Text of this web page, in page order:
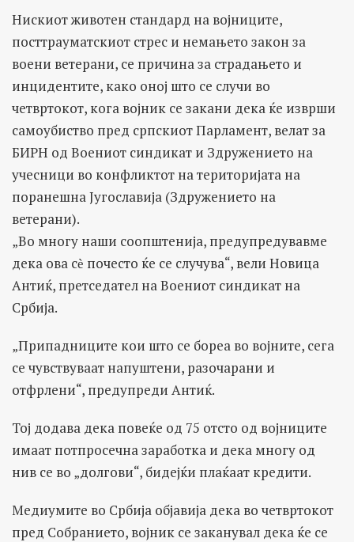
Нискиот животен стандард на војниците,
посттрауматскиот стрес и немањето закон за
воени ветерани, се причина за страдањето и
инцидентите, како оној што се случи во
четвртокот, кога војник се закани дека ќе изврши
самоубиство пред српскиот Парламент, велат за
БИРН од Воениот синдикат и Здружението на
учесници во конфликтот на територијата на
поранешна Југославија (Здружението на
ветерани).
„Во многу наши соопштенија, предупредувавме
дека ова сѐ почесто ќе се случува“, вели Новица
Антиќ, претседател на Воениот синдикат на
Србија.
„Припадниците кои што се бореа во војните, сега
се чувствуваат напуштени, разочарани и
отфрлени“, предупреди Антиќ.
Тој додава дека повеќе од 75 отсто од војниците
имаат потпросечна заработка и дека многу од
нив се во „долгови“, бидејќи плаќаат кредити.
Медиумите во Србија објавија дека во четвртокот
пред Собранието, војник се заканувал дека ќе се